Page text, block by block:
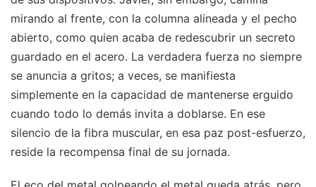
mirando al frente, con la columna alineada y el pecho
abierto, como quien acaba de redescubrir un secreto
guardado en el acero. La verdadera fuerza no siempre
se anuncia a gritos; a veces, se manifiesta
simplemente en la capacidad de mantenerse erguido
cuando todo lo demás invita a doblarse. En ese
silencio de la fibra muscular, en esa paz post-esfuerzo,
reside la recompensa final de su jornada.